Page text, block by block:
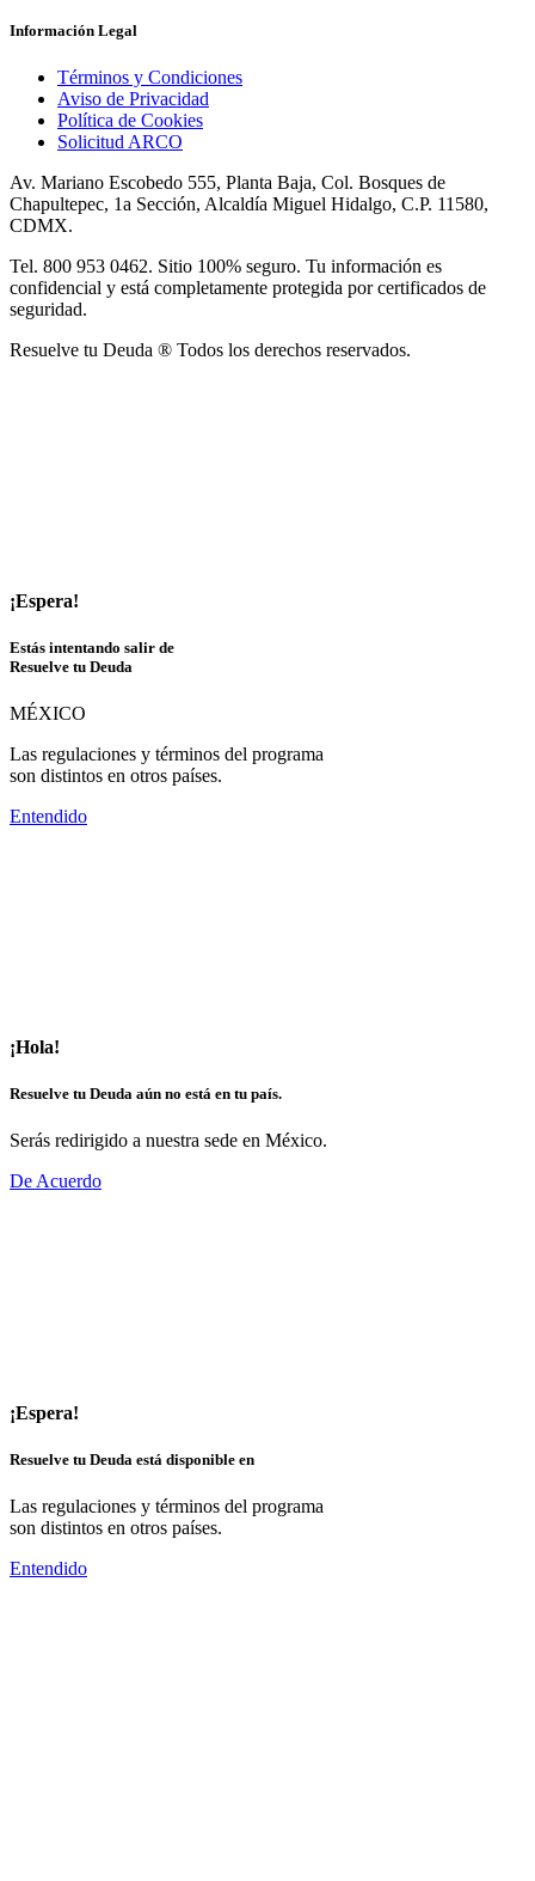
Información Legal
Términos y Condiciones
Aviso de Privacidad
Política de Cookies
Solicitud ARCO
Av. Mariano Escobedo 555, Planta Baja, Col. Bosques de
Chapultepec, 1a Sección, Alcaldía Miguel Hidalgo, C.P. 11580,
CDMX.
Tel. 800 953 0462. Sitio 100% seguro. Tu información es
confidencial y está completamente protegida por certificados de
seguridad.
Resuelve tu Deuda ® Todos los derechos reservados.
¡Espera!
Estás intentando salir de
Resuelve tu Deuda
MÉXICO
Las regulaciones y términos del programa
son distintos en otros países.
Entendido
¡Hola!
Resuelve tu Deuda aún no está en tu país.
Serás redirigido a nuestra sede en México.
De Acuerdo
¡Espera!
Resuelve tu Deuda está disponible en
Las regulaciones y términos del programa
son distintos en otros países.
Entendido